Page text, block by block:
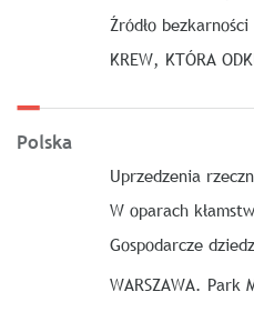
Źródło bezkarności
KREW, KTÓRA
Polska
Uprzedzenia
W oparach
Gospodarcze
WARSZAWA. Park